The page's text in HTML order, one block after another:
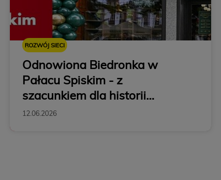
ROZWÓJ SIECI
Odnowiona Biedronka w
Pałacu Spiskim - z
szacunkiem dla historii
Krakowa
12.06.2026